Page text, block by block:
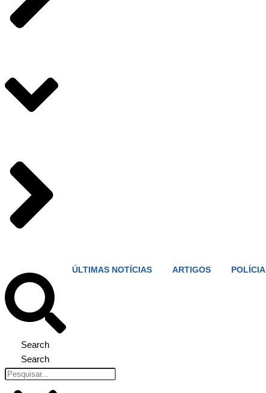
ÚLTIMAS NOTÍCIAS ARTIGOS POLÍCIA
Search
Search